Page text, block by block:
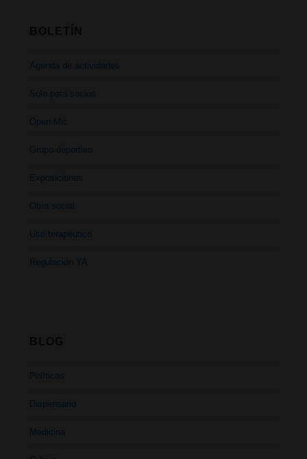
Agenda de actividades
Solo para socios
Open Mic
Grupo deportivo
Exposiciones
Obra social
Uso terapéutico
Regulación YA
Políticas
Dispensario
Medicina